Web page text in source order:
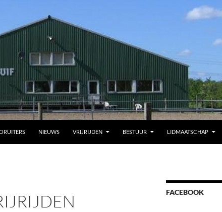
NIEUWS VRIJRIJDEN BESTUUR LIDMAATSCHAP
FACEBOOK